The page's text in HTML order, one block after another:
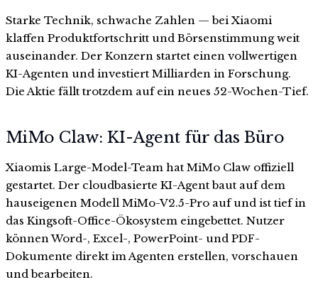
Starke Technik, schwache Zahlen — bei Xiaomi
klaffen Produktfortschritt und Börsenstimmung weit
auseinander. Der Konzern startet einen vollwertigen
KI-Agenten und investiert Milliarden in Forschung.
Die Aktie fällt trotzdem auf ein neues 52-Wochen-Tief.
MiMo Claw: KI-Agent für das Büro
Xiaomis Large-Model-Team hat MiMo Claw offiziell
gestartet. Der cloudbasierte KI-Agent baut auf dem
hauseigenen Modell MiMo-V2.5-Pro auf und ist tief in
das Kingsoft-Office-Ökosystem eingebettet. Nutzer
können Word-, Excel-, PowerPoint- und PDF-
Dokumente direkt im Agenten erstellen, vorschauen
und bearbeiten.